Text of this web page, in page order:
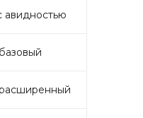
авидностью